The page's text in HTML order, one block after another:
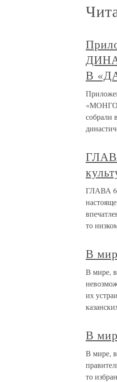
В
собрали
ГЛАВА 6.
то
В
В мире,
их
В
В мире, в
то